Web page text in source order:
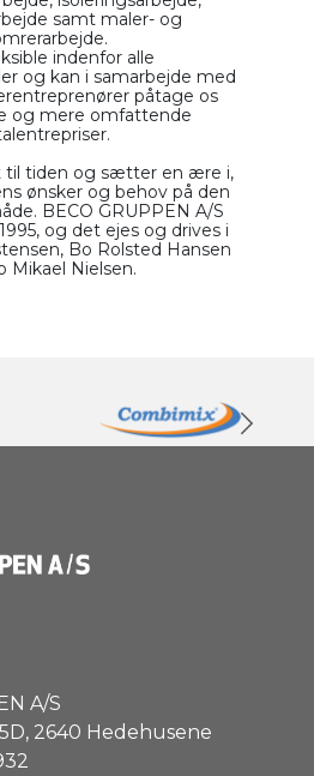
samt maler- og
indenfor alle
og kan i samarbejde med
påtage os
og mere omfattende
til tiden og sætter en ære i,
ønsker og behov på den
BECO GRUPPEN A/S
og det ejes og drives i
Bo Rolsted Hansen
Mikael Nielsen.
Next
A/S
2640 Hedehusene